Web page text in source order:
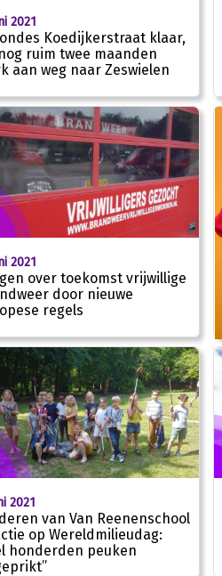
2021
Koedijkerstraat klaar,
ruim twee maanden
aan weg naar Zeswielen
2021
over toekomst vrijwillige
door nieuwe
regels
2021
van Van Reenenschool
op Wereldmilieudag:
honderden peuken